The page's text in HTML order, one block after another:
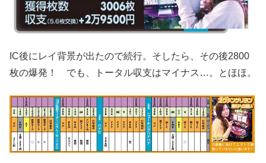
IC後にレイ背景が出たので続行。そしたら、その後2800
枚の爆発！ でも、トータル収支はマイナス…。とほほ。